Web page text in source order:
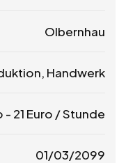
Olbernhau
Handwerk
- 21 Euro / Stunde
01/03/2099